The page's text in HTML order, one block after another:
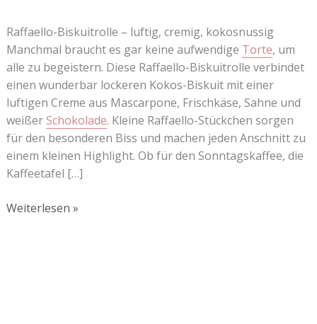
Raffaello-Biskuitrolle – luftig, cremig, kokosnussig
Manchmal braucht es gar keine aufwendige Torte, um
alle zu begeistern. Diese Raffaello-Biskuitrolle verbindet
einen wunderbar lockeren Kokos-Biskuit mit einer
luftigen Creme aus Mascarpone, Frischkäse, Sahne und
weißerSchokolade. Kleine Raffaello-Stückchen sorgen
für den besonderen Biss und machen jeden Anschnitt zu
einem kleinen Highlight. Ob für den Sonntagskaffee, die
Kaffeetafel […]
Weiterlesen »